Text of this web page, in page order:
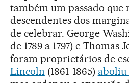
também um passado que
descendentes dos
de celebrar. George
de 1789 a 1797) e Thomas
foram proprietários de
Lincoln (1861-1865) aboliu